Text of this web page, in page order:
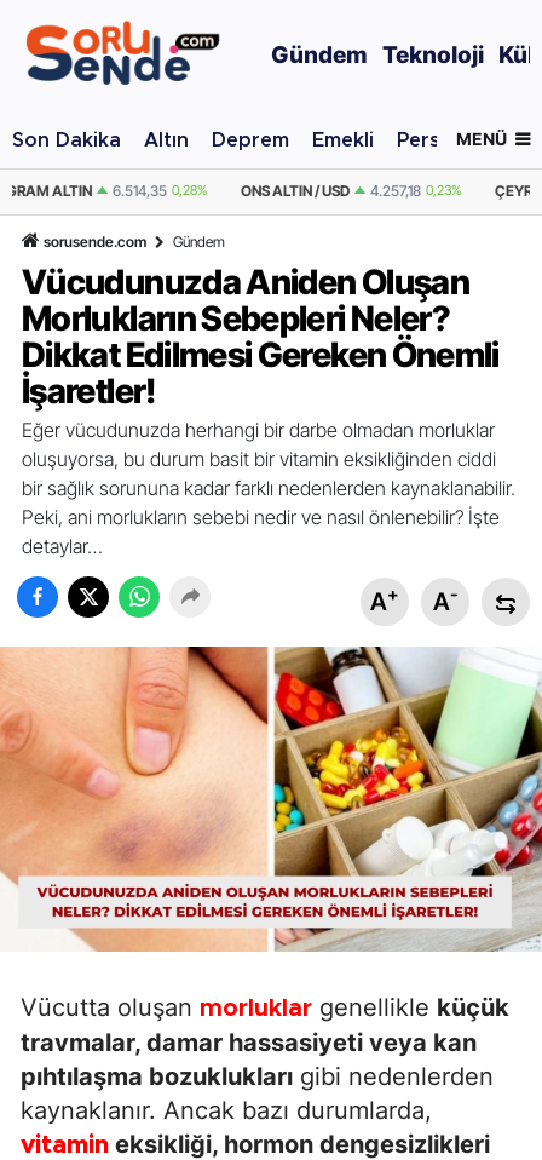
Gündem Teknoloji
Son Dakika Altın Deprem Emekli Personel Alımı
MENÜ
ONS ALTIN / USD 4.257,18 0,23% ÇEYREK ALTIN 10.650,96 0,28%
sorusende.com Gündem
Vücudunuzda Aniden Oluşan
Morlukların Sebepleri Neler?
Dikkat Edilmesi Gereken Önemli
İşaretler!
Eğer vücudunuzda herhangi bir darbe olmadan morluklar
oluşuyorsa, bu durum basit bir vitamin eksikliğinden ciddi
bir sağlık sorununa kadar farklı nedenlerden kaynaklanabilir.
Peki, ani morlukların sebebi nedir ve nasıl önlenebilir? İşte
detaylar…
A+ A-
Vücutta oluşan morluklar genellikle küçük
travmalar, damar hassasiyeti veya kan
pıhtılaşma bozuklukları gibi nedenlerden
kaynaklanır. Ancak bazı durumlarda,
vitamin eksikliği, hormon dengesizlikleri